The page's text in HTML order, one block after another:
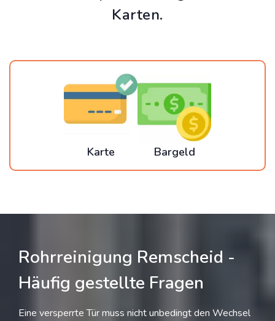
Karten.
Karte Bargeld
Rohrreinigung Remscheid -
Häufig gestellte Fragen
Eine versperrte Tür muss nicht unbedingt den Wechsel